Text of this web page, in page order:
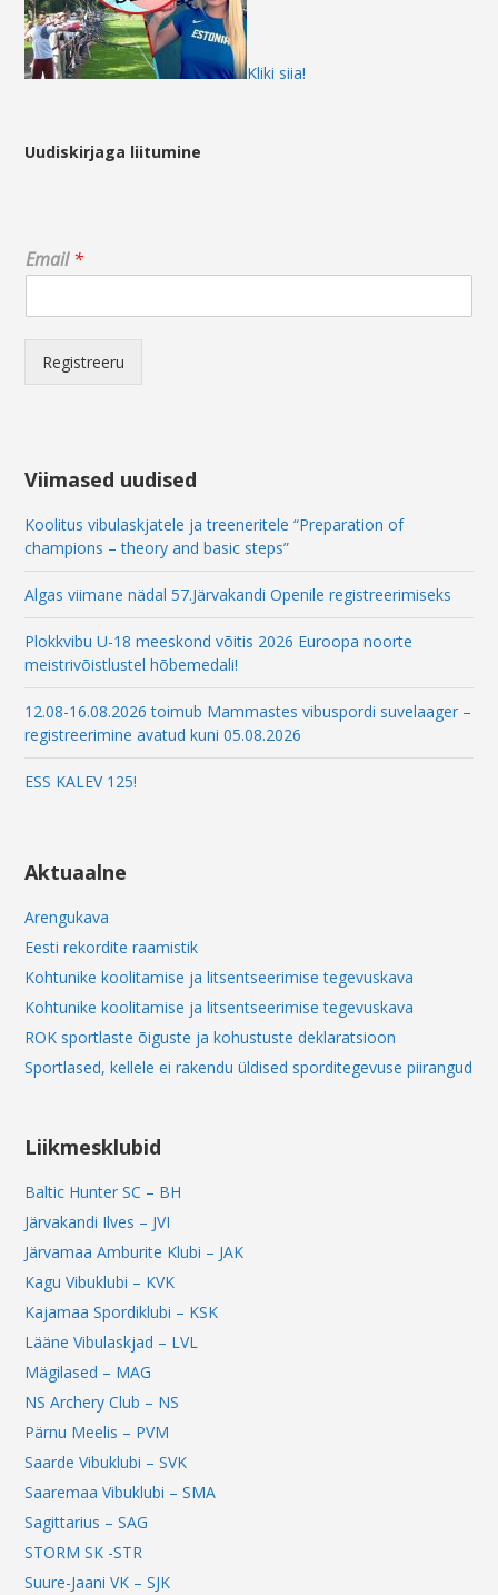
Kliki siia!
Uudiskirjaga liitumine
E
m
i
E
m
a
i
l
Email*
Registreeru
Viimased uudised
Koolitus vibulaskjatele ja treeneritele “Preparation of
champions – theory and basic steps”
Algas viimane nädal 57.Järvakandi Openile registreerimiseks
Plokkvibu U-18 meeskond võitis 2026 Euroopa noorte
meistrivõistlustel hõbemedali!
12.08-16.08.2026 toimub Mammastes vibuspordi suvelaager –
registreerimine avatud kuni 05.08.2026
ESS KALEV 125!
Aktuaalne
Arengukava
Eesti rekordite raamistik
Kohtunike koolitamise ja litsentseerimise tegevuskava
Kohtunike koolitamise ja litsentseerimise tegevuskava
ROK sportlaste õiguste ja kohustuste deklaratsioon
Sportlased, kellele ei rakendu üldised sporditegevuse piirangud
Liikmesklubid
Baltic Hunter SC – BH
Järvakandi Ilves – JVI
Järvamaa Amburite Klubi – JAK
Kagu Vibuklubi – KVK
Kajamaa Spordiklubi – KSK
Lääne Vibulaskjad – LVL
Mägilased – MAG
NS Archery Club – NS
Pärnu Meelis – PVM
Saarde Vibuklubi – SVK
Saaremaa Vibuklubi – SMA
Sagittarius – SAG
STORM SK -STR
Suure-Jaani VK – SJK